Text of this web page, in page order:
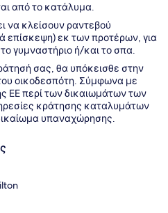
από το κατάλυμα.
να κλείσουν ραντεβού
επίσκεψη) εκ των προτέρων, για
γυμναστήριο ή/και το σπα.
σας, θα υπόκεισθε στην
οικοδεσπότη. Σύμφωνα με
ΕΕ περί των δικαιωμάτων των
κράτησης καταλυμάτων
υπαναχώρησης.